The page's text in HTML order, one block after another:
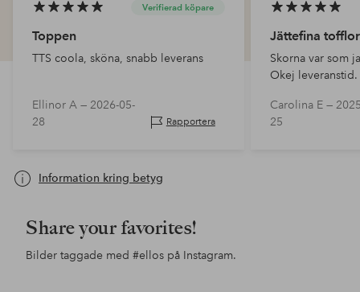
Verifierad köpare
Toppen
TTS coola, sköna, snabb leverans
Ellinor A — 2026-05-
28
Rapportera
Jättefina tofflor
Skorna var som
Okej leveranstid.
Carolina E —
25
Information kring betyg
Share your favorites!
Bilder taggade med #ellos på Instagram.